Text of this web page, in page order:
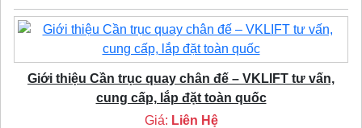
Giới thiệu Cần trục quay chân đế – VKLIFT tư vấn,
cung cấp, lắp đặt toàn quốc
Giá: Liên Hệ